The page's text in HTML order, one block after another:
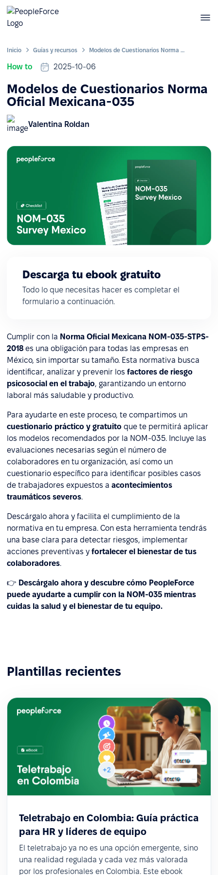
Inicio Guías y recursos Modelos de Cuestionarios Norma Oficial Mexicana-035
How to 2025-10-06
Modelos de Cuestionarios Norma
Oficial Mexicana-035
Valentina Roldan
Descarga tu ebook gratuito
Todo lo que necesitas hacer es completar el
formulario a continuación.
Cumplir con la Norma Oficial Mexicana NOM-035-STPS-
2018 es una obligación para todas las empresas en
México, sin importar su tamaño. Esta normativa busca
identificar, analizar y prevenir los factores de riesgo
psicosocial en el trabajo, garantizando un entorno
laboral más saludable y productivo.
Para ayudarte en este proceso, te compartimos un
cuestionario práctico y gratuito que te permitirá aplicar
los modelos recomendados por la NOM-035. Incluye las
evaluaciones necesarias según el número de
colaboradores en tu organización, así como un
cuestionario específico para identificar posibles casos
de trabajadores expuestos a acontecimientos
traumáticos severos.
Descárgalo ahora y facilita el cumplimiento de la
normativa en tu empresa. Con esta herramienta tendrás
una base clara para detectar riesgos, implementar
acciones preventivas y fortalecer el bienestar de tus
colaboradores.
👉 Descárgalo ahora y descubre cómo PeopleForce
puede ayudarte a cumplir con la NOM-035 mientras
cuidas la salud y el bienestar de tu equipo.
Plantillas recientes
Teletrabajo en Colombia: Guía práctica
para HR y líderes de equipo
El teletrabajo ya no es una opción emergente, sino
una realidad regulada y cada vez más valorada
por los profesionales en Colombia. Este ebook